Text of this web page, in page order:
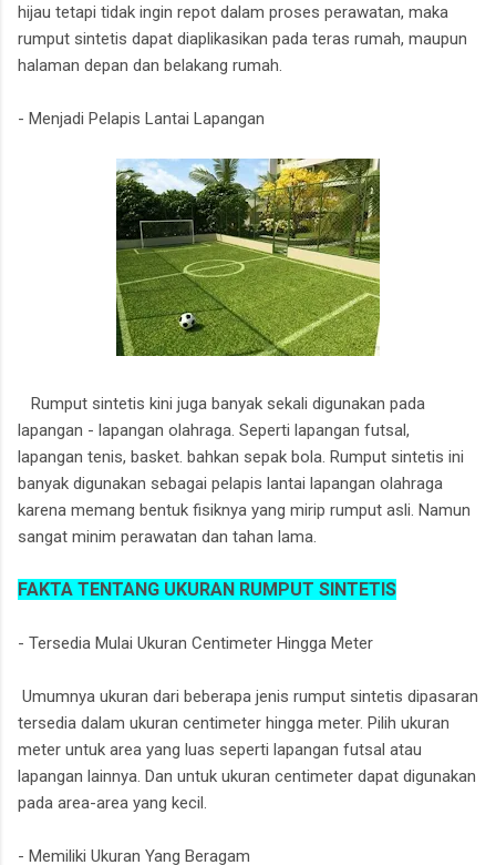
hijau tetapi tidak ingin repot dalam proses perawatan, maka
rumput sintetis dapat diaplikasikan pada teras rumah, maupun
halaman depan dan belakang rumah.
- Menjadi Pelapis Lantai Lapangan
Rumput sintetis kini juga banyak sekali digunakan pada
lapangan - lapangan olahraga. Seperti lapangan futsal,
lapangan tenis, basket. bahkan sepak bola. Rumput sintetis ini
banyak digunakan sebagai pelapis lantai lapangan olahraga
karena memang bentuk fisiknya yang mirip rumput asli. Namun
sangat minim perawatan dan tahan lama.
FAKTA TENTANG UKURAN RUMPUT SINTETIS
- Tersedia Mulai Ukuran Centimeter Hingga Meter
Umumnya ukuran dari beberapa jenis rumput sintetis dipasaran
tersedia dalam ukuran centimeter hingga meter. Pilih ukuran
meter untuk area yang luas seperti lapangan futsal atau
lapangan lainnya. Dan untuk ukuran centimeter dapat digunakan
pada area-area yang kecil.
- Memiliki Ukuran Yang Beragam